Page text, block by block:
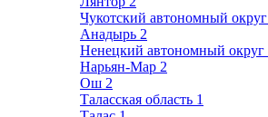
Чукотский автономный округ
Анадырь 2
Ненецкий автономный округ
Нарьян-Мар 2
Ош 2
Таласская область 1